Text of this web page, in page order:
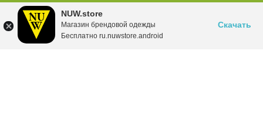
NUW.store
Магазин брендовой одежды
Бесплатно ru.nuwstore.android
Скачать